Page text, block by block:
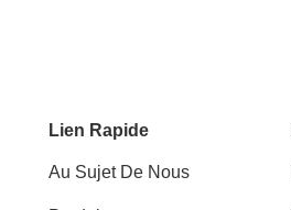
Lien Rapide
Au Sujet De Nous